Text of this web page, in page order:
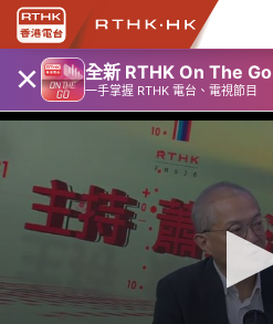
× 全新 RTHK On The Go
一手掌握 RTHK 電台、電視節目